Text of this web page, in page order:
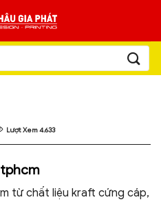
Lượt Xem4.633
từ chất liệu kraft cứng cáp,